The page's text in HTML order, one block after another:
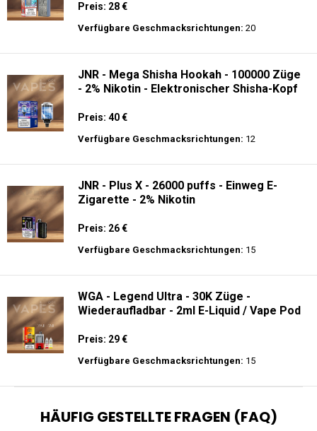
Preis: 28 €
Verfügbare Geschmacksrichtungen: 20
JNR - Mega Shisha Hookah - 100000 Züge
- 2% Nikotin - Elektronischer Shisha-Kopf
Preis: 40 €
Verfügbare Geschmacksrichtungen: 12
JNR - Plus X - 26000 puffs - Einweg E-
Zigarette - 2% Nikotin
Preis: 26 €
Verfügbare Geschmacksrichtungen: 15
WGA - Legend Ultra - 30K Züge -
Wiederaufladbar - 2ml E-Liquid / Vape Pod
Preis: 29 €
Verfügbare Geschmacksrichtungen: 15
HÄUFIG GESTELLTE FRAGEN (FAQ)